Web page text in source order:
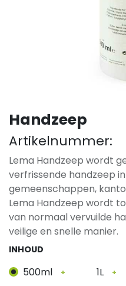
Handzeep
Artikelnummer:
Lema Handzeep wordt
verfrissende handzeep
gemeenschappen,
Lema Handzeep wordt
van normaal vervuilde
veilige en snelle manier.
INHOUD
500ml + 1L +